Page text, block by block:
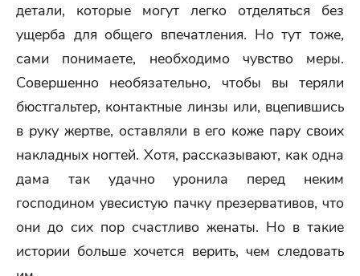
детали, которые могут легко отделяться без
ущерба для общего впечатления. Но тут тоже,
сами понимаете, необходимо чувство меры.
Совершенно необязательно, чтобы вы теряли
бюстгальтер, контактные линзы или, вцепившись
в руку жертве, оставляли в его коже пару своих
накладных ногтей. Хотя, рассказывают, как одна
дама так удачно уронила перед неким
господином увесистую пачку презервативов, что
они до сих пор счастливо женаты. Но в такие
истории больше хочется верить, чем следовать